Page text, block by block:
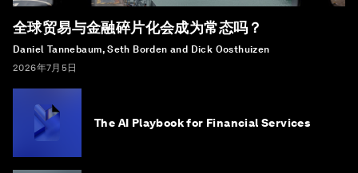
全球贸易与金融碎片化会成为常态吗？
Daniel Tannebaum, Seth Borden and Dick Oosthuizen
2026年7月5日
The AI Playbook for Financial Services